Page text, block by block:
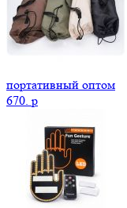
портативный оптом
670. p